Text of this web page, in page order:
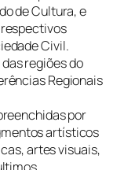
de Cultura, e
Civil.
regiões do
Regionais
por
artísticos
artes visuais,